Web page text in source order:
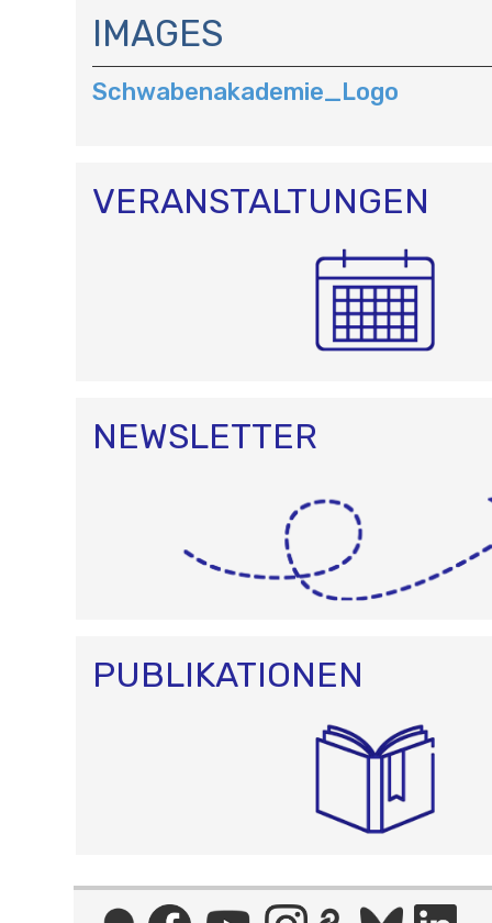
A
V
I
G
O
N
IMAGES
Schwabenakademie_Logo
VERANSTALTUNGEN
NEWSLETTER
PUBLIKATIONEN